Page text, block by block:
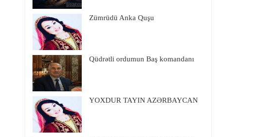
Zümrüdü Anka Quşu
Qüdrətli ordumun Baş komandanı
YOXDUR TAYIN AZƏRBAYCAN